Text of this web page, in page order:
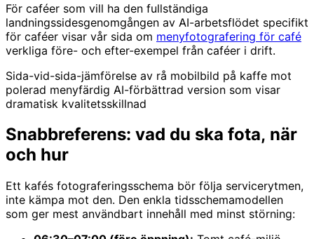
För caféer som vill ha den fullständiga
landningssidesgenomgången av AI-arbetsflödet specifikt
för caféer visar vår sida om menyfotografering för café
verkliga före- och efter-exempel från caféer i drift.
Sida-vid-sida-jämförelse av rå mobilbild på kaffe mot
polerad menyfärdig AI-förbättrad version som visar
dramatisk kvalitetsskillnad
Snabbreferens: vad du ska fota, när
och hur
Ett kafés fotograferingsschema bör följa servicerytmen,
inte kämpa mot den. Den enkla tidsschemamodellen
som ger mest användbart innehåll med minst störning: